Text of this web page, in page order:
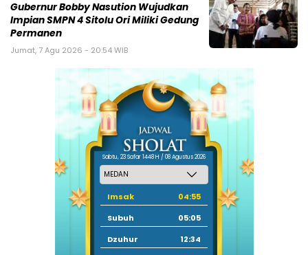
Gubernur Bobby Nasution Wujudkan
Impian SMPN 4 Sitolu Ori Miliki Gedung
Permanen
Jumat, 7 Agu 2026 - 20:54 WIB
Sabtu, 23 Safar 1448 H / 08 Agustus 2026
Imsak
04:55
Subuh
05:05
Dzuhur
12:34